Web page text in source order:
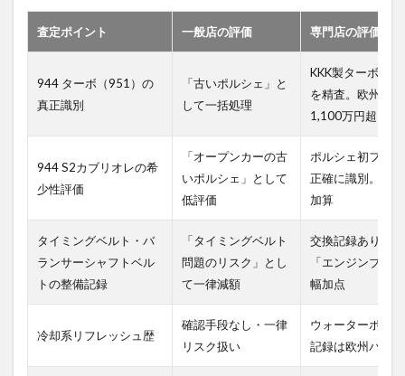
査定ポイント 一般店の評価 専門店の評価
944 ターボ（951）の
真正識別
「古いポルシェ」と
して一括処理
KKK製ターボ・
を精査。欧州オ
1,100万円超）で
944 S2カブリオレの希
少性評価
「オープンカーの古
いポルシェ」として
低評価
ポルシェ初フル4
正確に識別。
加算
タイミングベルト・バ
ランサーシャフトベル
トの整備記録
「タイミングベルト
問題のリスク」とし
て一律減額
交換記録ありの
「エンジンブロ
幅加点
冷却系リフレッシュ歴
確認手段なし・一律
リスク扱い
ウォーターポン
記録は欧州バイ